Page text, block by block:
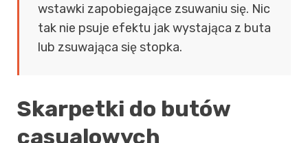
wstawki zapobiegające zsuwaniu się. Nic
tak nie psuje efektu jak wystająca z buta
lub zsuwająca się stopka.
Skarpetki do butów
casualowych